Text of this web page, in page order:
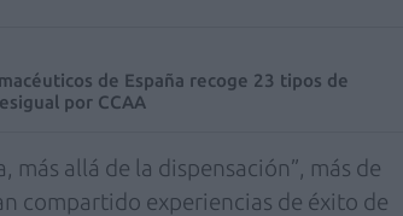
de España recoge 23 tipos de
por CCAA
allá de la dispensación”, más de
compartido experiencias de éxito de